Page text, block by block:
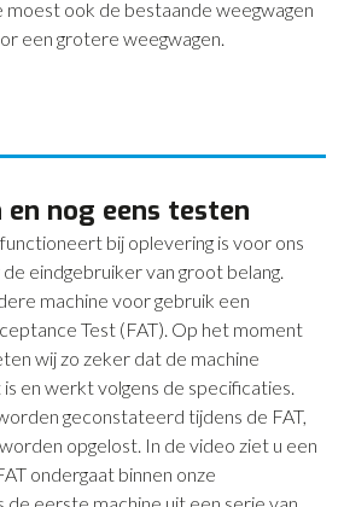
moest ook de bestaande weegwagen
een grotere weegwagen.
nog eens testen
bij oplevering is voor ons
eindgebruiker van groot belang.
machine voor gebruik een
Test (FAT). Op het moment
wij zo zeker dat de machine
en werkt volgens de specificaties.
geconstateerd tijdens de FAT,
opgelost. In de video ziet u een
ondergaat binnen onze